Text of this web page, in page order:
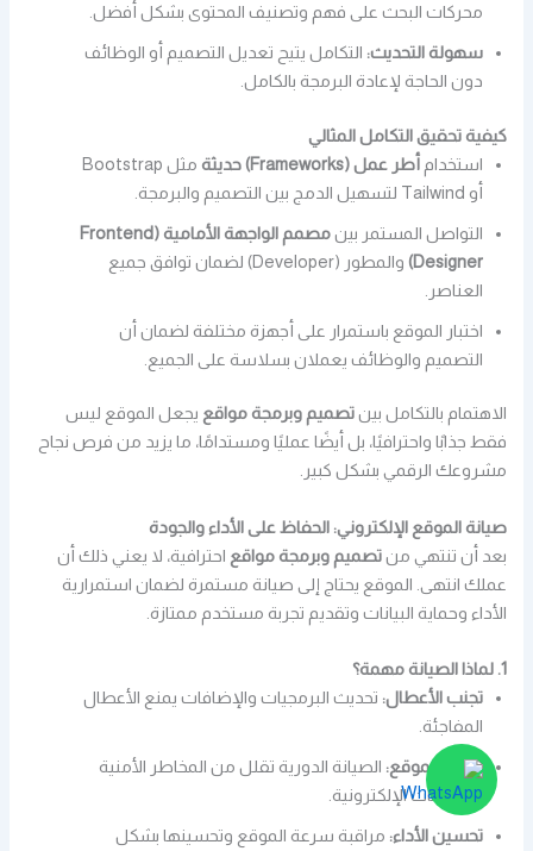
محركات البحث على فهم وتصنيف المحتوى بشكل أفضل.
سهولة التحديث: التكامل يتيح تعديل التصميم أو الوظائف
دون الحاجة لإعادة البرمجة بالكامل.
كيفية تحقيق التكامل المثالي
استخدامأطر عمل (Frameworks) حديثة
مثل Bootstrap
أو Tailwind لتسهيل الدمج بين التصميم والبرمجة.
التواصل المستمر بين
مصمم الواجهة الأمامية (Frontend
Designer)
والمطور (Developer) لضمان توافق جميع
العناصر.
اختبار الموقع باستمرار على أجهزة مختلفة لضمان أن
التصميم والوظائف يعملان بسلاسة على الجميع.
الاهتمام بالتكامل بينتصميم وبرمجة مواقع يجعل الموقع ليس
فقط جذابًا واحترافيًا، بل أيضًا عمليًا ومستدامًا، ما يزيد من فرص نجاح
مشروعك الرقمي بشكل كبير.
صيانة الموقع الإلكتروني: الحفاظ على الأداء والجودة
بعد أن تنتهي منتصميم وبرمجة مواقع احترافية، لا يعني ذلك أن
عملك انتهى. الموقع يحتاج إلى صيانة مستمرة لضمان استمرارية
الأداء وحماية البيانات وتقديم تجربة مستخدم ممتازة.
1. لماذا الصيانة مهمة؟
تجنب الأعطال: تحديث البرمجيات والإضافات يمنع الأعطال
المفاجئة.
حماية الموقع: الصيانة الدورية تقلل من المخاطر الأمنية
والهجمات الإلكترونية.
تحسين الأداء: مراقبة سرعة الموقع وتحسينها بشكل